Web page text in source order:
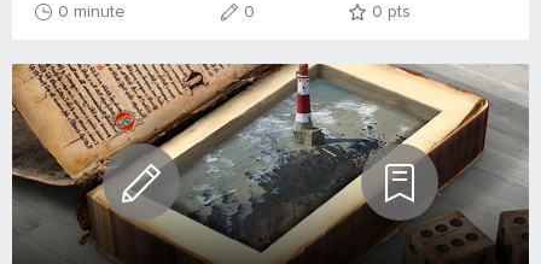
0 minute 0 0 pts